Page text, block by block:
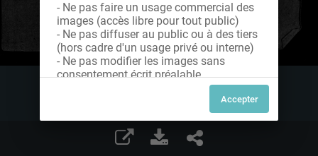
- Ne pas faire un usage commercial des
images (accès libre pour tout public)
- Ne pas diffuser au public ou à des tiers
(hors cadre d'un usage privé ou interne)
- Ne pas modifier les images sans
consentement écrit préalable
Dans le cas contraire, nous vous invitons
à nous contacter afin de solliciter le type
de Licence souhaitée parmi celles
proposées et le cas échéant, acquitter